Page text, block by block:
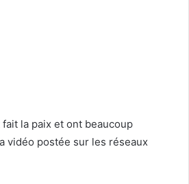
la paix et ont beaucoup
vidéo postée sur les réseaux